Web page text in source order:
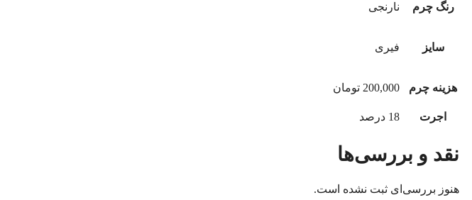
رنگ چرم نارنجی
سایز فیری
هزینه چرم 200,000 تومان
اجرت 18 درصد
نقد و بررسی‌ها
هنوز بررسی‌ای ثبت نشده است.